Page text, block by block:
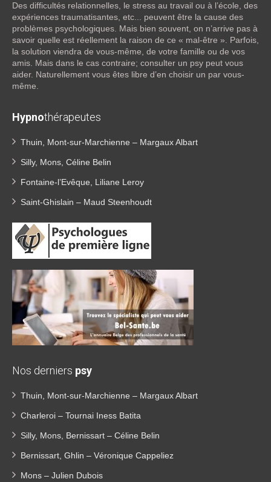
Des difficultés relationnelles, le stress au travail ou à l’école, des
expériences traumatisantes, etc... peuvent être la cause des
problèmes psychologiques. Mais bien souvent, on n’arrive pas à
savoir quelle est réellement la raison de ce « mal-être ». Parfois,
la solution viendra de vous-même, de votre famille ou de vos
amis. Mais dans le cas contraire; consulter un psy peut vous
aider. Naturellement vous êtes libre d’en choisir un par vous-
même.
Hypnothérapeutes
Thuin, Mont-sur-Marchienne – Margaux Albart
Silly, Mons, Céline Belin
Fontaine-l’Evêque, Liliane Leroy
Saint-Ghislain – Maud Steenhoudt
Nos derniers psy
Thuin, Mont-sur-Marchienne – Margaux Albart
Charleroi – Tournai Iness Batita
Silly, Mons, Bernissart – Céline Belin
Bernissart, Ghlin – Véronique Cappeliez
Mons – Julien Dubois